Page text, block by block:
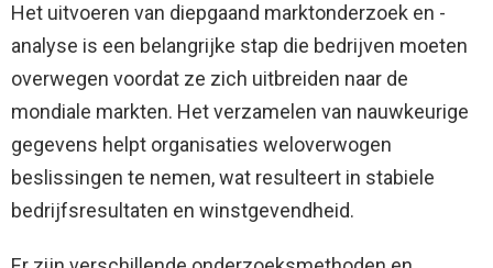
Het uitvoeren van diepgaand marktonderzoek en -
analyse is een belangrijke stap die bedrijven moeten
overwegen voordat ze zich uitbreiden naar de
mondiale markten. Het verzamelen van nauwkeurige
gegevens helpt organisaties weloverwogen
beslissingen te nemen, wat resulteert in stabiele
bedrijfsresultaten en winstgevendheid.